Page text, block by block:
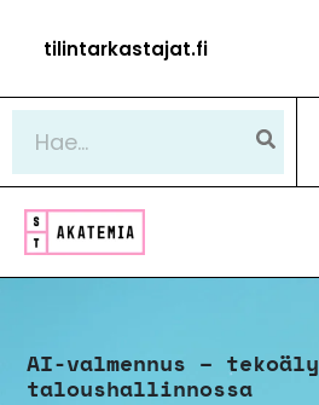
sisältöön
tilintarkastajat.fi
AI-valmennus – tekoäly
taloushallinnossa